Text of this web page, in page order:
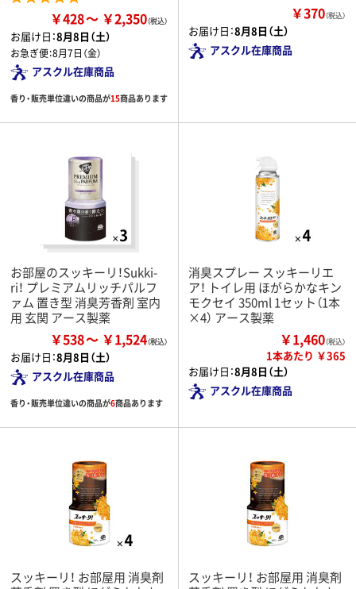
￥428 ￥2,350
お届け日：8月8日（土）
お急ぎ便：8月7日（金）
アスクル在庫商品
香り・販売単位違いの商品が15商品あります
￥370（税込）
お届け日：8月8日（土）
アスクル在庫商品
お部屋のスッキーリ！Sukki-
ri！ プレミアムリッチパルフ
ァム 置き型 消臭芳香剤 室内
用 玄関 アース製薬
￥538 ￥1,524
お届け日：8月8日（土）
アスクル在庫商品
香り・販売単位違いの商品が6商品あります
消臭スプレー スッキーリエ
ア！ トイレ用 ほがらかなキン
モクセイ 350ml 1セット（1本
×4） アース製薬
￥1,460（税込）
1本あたり ￥365
お届け日：8月8日（土）
アスクル在庫商品
スッキーリ！ お部屋用 消臭剤
スッキーリ！ お部屋用 消臭剤